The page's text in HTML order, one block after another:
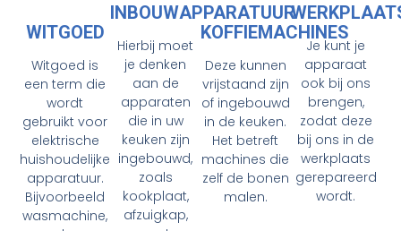
WITGOED
Witgoed is
een term die
wordt
gebruikt voor
elektrische
huishoudelijke
apparatuur.
Bijvoorbeeld
wasmachine,
INBOUWAPPARATUUR
Hierbij moet
je denken
aan de
apparaten
die in uw
keuken zijn
ingebouwd,
zoals
kookplaat,
afzuigkap,
KOFFIEMACHINES
Deze kunnen
vrijstaand zijn
of ingebouwd
in de keuken.
Het betreft
machines die
zelf de bonen
malen.
Je kunt je
apparaat
ook bij ons
brengen,
zodat deze
bij ons in de
werkplaats
gerepareerd
wordt.